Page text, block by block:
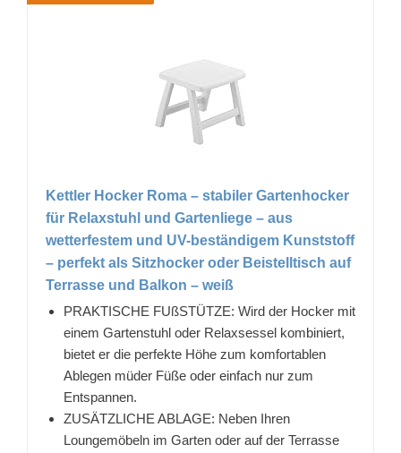
Kettler Hocker Roma – stabiler Gartenhocker
für Relaxstuhl und Gartenliege – aus
wetterfestem und UV-beständigem Kunststoff
– perfekt als Sitzhocker oder Beistelltisch auf
Terrasse und Balkon – weiß
PRAKTISCHE FUßSTÜTZE: Wird der Hocker mit
einem Gartenstuhl oder Relaxsessel kombiniert,
bietet er die perfekte Höhe zum komfortablen
Ablegen müder Füße oder einfach nur zum
Entspannen.
ZUSÄTZLICHE ABLAGE: Neben Ihren
Loungemöbeln im Garten oder auf der Terrasse